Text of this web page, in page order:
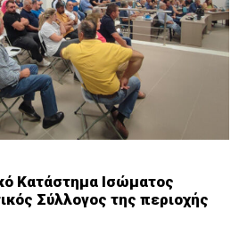
Κατάστημα Ισώματος
Σύλλογος της περιοχής